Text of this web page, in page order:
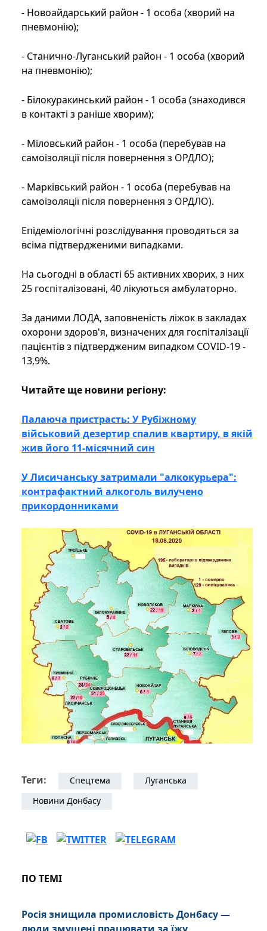
- Новоайдарський район - 1 особа (хворий на
пневмонію);
- Станично-Луганський район - 1 особа (хворий
на пневмонію);
- Білокуракинський район - 1 особа (знаходився
в контакті з раніше хворим);
- Міловський район - 1 особа (перебував на
самоізоляції після повернення з ОРДЛО);
- Марківський район - 1 особа (перебував на
самоізоляції після повернення з ОРДЛО).
Епідеміологічні розслідування проводяться за
всіма підтвердженими випадками.
На сьогодні в області 65 активних хворих, з них
25 госпіталізовані, 40 лікуються амбулаторно.
За даними ЛОДА, заповненість ліжок в закладах
охорони здоров'я, визначених для госпіталізації
пацієнтів з підтвердженим випадком COVID-19 -
13,9%.
Читайте ще новини регіону:
Палаюча пристрасть: У Рубіжному
військовий дезертир спалив квартиру, в якій
жив його 11-місячний син
У Лисичанську затримали "алкокурьера":
контрафактний алкоголь вилучено
прикордонниками
Теги: Спецтема
Луганська
Новини Донбасу
ПО ТЕМІ
Росія знищила промисловість Донбасу —
люди змушені працювати за їжу